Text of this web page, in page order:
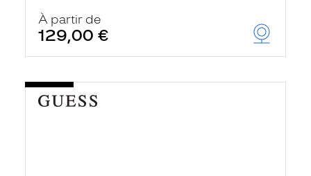
À partir de
129,00 €